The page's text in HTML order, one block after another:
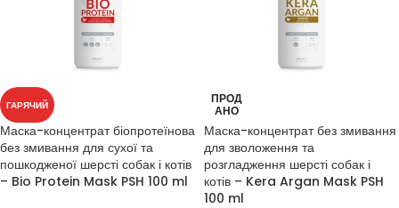
ГАРЯЧИЙ
Маска-концентрат біопротеїнова
без змивання для сухої та
пошкодженої шерсті собак і котів
– Bio Protein Mask PSH 100 ml
ПРОД
АНО
Маска-концентрат без змивання
для зволоження та
розгладження шерсті собак і
котів – Kera Argan Mask PSH
100 ml